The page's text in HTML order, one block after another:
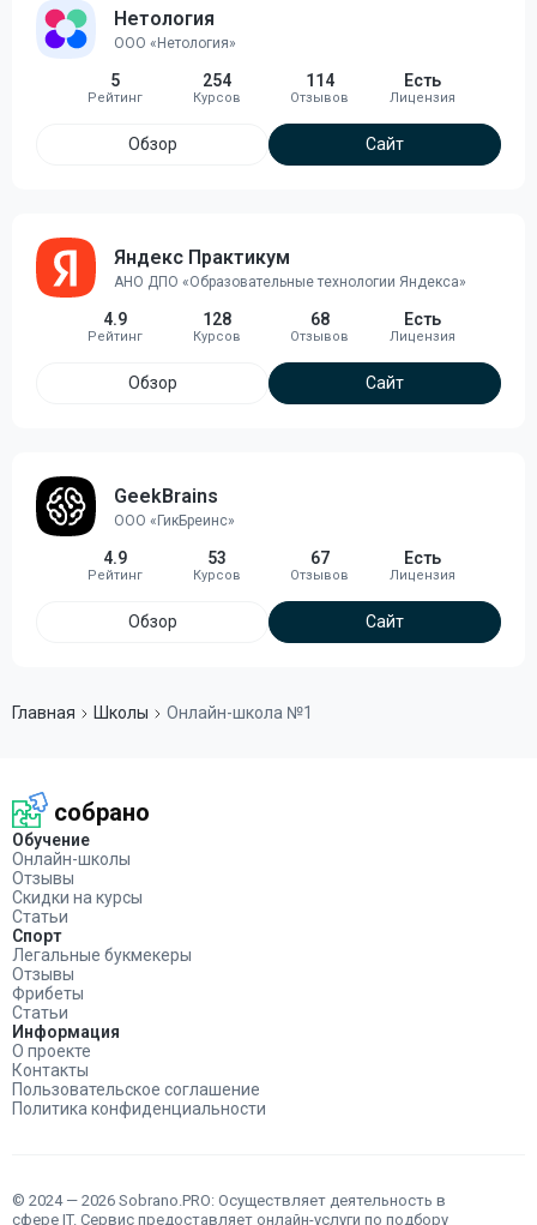
Нетология
ООО «Нетология»
5 254 114 Есть
Обзор Сайт
Яндекс Практикум
АНО ДПО «Образовательные технологии Яндекса»
4.9 128 68 Есть
Обзор Сайт
GeekBrains
ООО «ГикБреинс»
4.9 53 67 Есть
Обзор Сайт
Главная Школы Онлайн-школа №1
собрано
Обучение
Онлайн-школы
Отзывы
Скидки на курсы
Статьи
Спорт
Легальные букмекеры
Отзывы
Фрибеты
Статьи
Информация
О проекте
Контакты
Пользовательское соглашение
Политика конфиденциальности
© 2024 — 2026 Sobrano.PRO: Осуществляет деятельность в
сфере IT. Сервис предоставляет онлайн-услуги по подбору